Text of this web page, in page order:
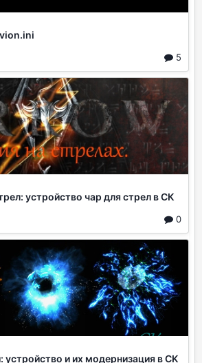
5
устройство чар для стрел в СК
0
и их модернизация в CK